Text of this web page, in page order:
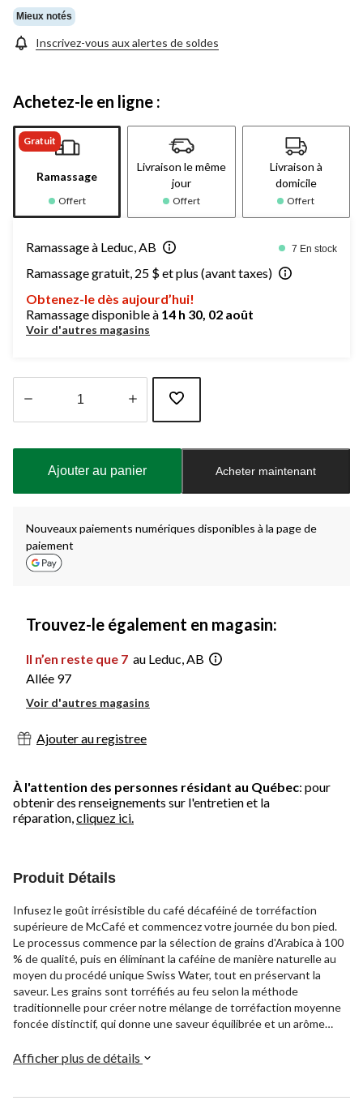
Mieux notés
Inscrivez-vous aux alertes de soldes
Achetez-le en ligne :
Gratuit
Ramassage
Offert
Livraison le même
jour
Offert
Livraison à
domicile
Offert
Ramassage à Leduc, AB 7 En stock
Ramassage gratuit, 25 $ et plus (avant taxes)
Obtenez-le dès aujourd’hui!
Ramassage disponible à 14 h 30, 02 août
Voir d'autres magasins
à
Ajouter au panier Acheter maintenant
Nouveaux paiements numériques disponibles à la page de
paiement
Trouvez-le également en magasin:
Il n’en reste que 7 au Leduc, AB
Allée 97
Voir d'autres magasins
Ajouter au registree
À l'attention des personnes résidant au Québec: pour
obtenir des renseignements sur l'entretien et la
réparation,cliquez ici.
Produit Détails
Infusez le goût irrésistible du café décaféiné de torréfaction
supérieure de McCafé et commencez votre journée du bon pied.
Le processus commence par la sélection de grains d'Arabica à 100
% de qualité, puis en éliminant la caféine de manière naturelle au
moyen du procédé unique Swiss Water, tout en préservant la
saveur. Les grains sont torréfiés au feu selon la méthode
traditionnelle pour créer notre mélange de torréfaction moyenne
foncée distinctif, qui donne une saveur équilibrée et un arôme
décaféiné est soigneusement dégusté par des maîtres artisans
Afficher plus de détails